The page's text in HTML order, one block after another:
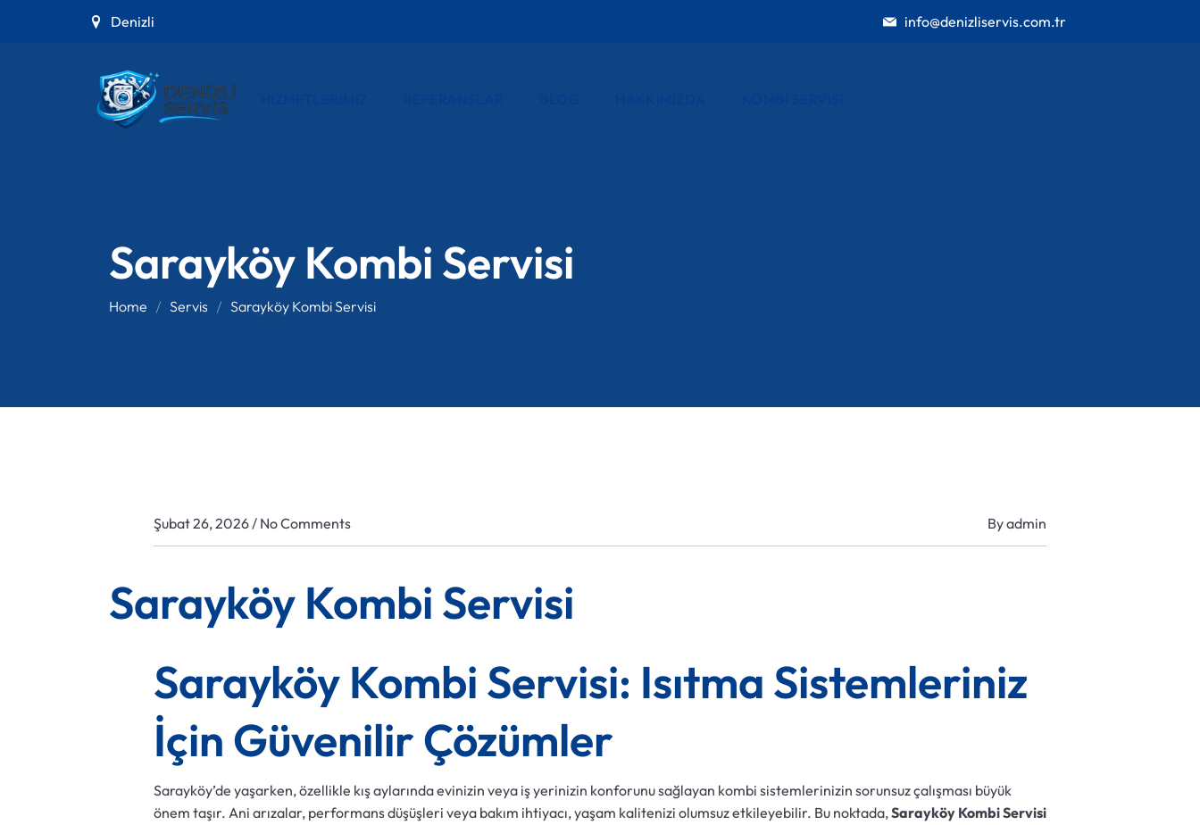
Denizli info@denizliservis.com.tr
Sarayköy Kombi Servisi
Home Servis Sarayköy Kombi Servisi
Şubat 26, 2026 / No Comments Byadmin
Sarayköy Kombi Servisi
Sarayköy Kombi Servisi: Isıtma Sistemleriniz
İçin Güvenilir Çözümler
Sarayköy’de yaşarken, özellikle kış aylarında evinizin veya iş yerinizin konforunu sağlayan kombi sistemlerinizin sorunsuz çalışması büyük
önem taşır. Ani arızalar, performans düşüşleri veya bakım ihtiyacı, yaşam kalitenizi olumsuz etkileyebilir. Bu noktada,Sarayköy Kombi Servisi